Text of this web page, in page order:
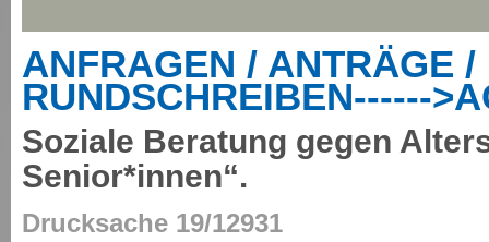
Anmeldung bei Ämtern usw.
ANFRAGEN / ANTRÄGE /
RUNDSCHREIBEN------
Soziale Beratung gegen
Senior*innen“.
Drucksache 19/12931